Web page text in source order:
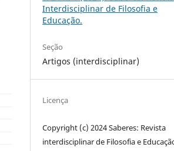
Interdisciplinar de Filosofia e
Educação.
Seção
Artigos (interdisciplinar)
Licença
Copyright (c) 2024 Saberes: Revista
interdisciplinar de Filosofia e